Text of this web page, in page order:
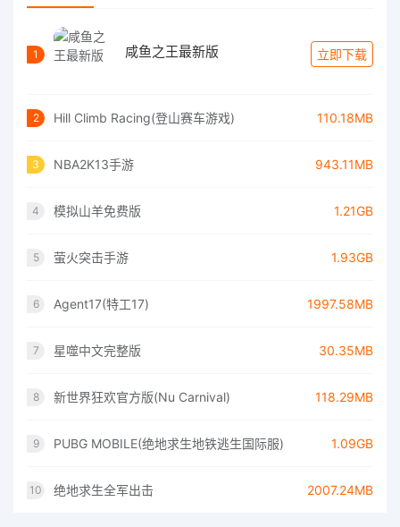
1 咸鱼之王最新版 立即下载
2 Hill Climb Racing(登山赛车游戏) 110.18MB
3 NBA2K13手游 943.11MB
4 模拟山羊免费版 1.21GB
5 萤火突击手游 1.93GB
6 Agent17(特工17) 1997.58MB
7 星噬中文完整版 30.35MB
8 新世界狂欢官方版(Nu Carnival) 118.29MB
9 PUBG MOBILE(绝地求生地铁逃生国际服) 1.09GB
10 绝地求生全军出击 2007.24MB